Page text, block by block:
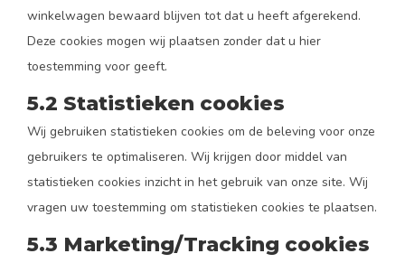
winkelwagen bewaard blijven tot dat u heeft afgerekend.
Deze cookies mogen wij plaatsen zonder dat u hier
toestemming voor geeft.
5.2 Statistieken cookies
Wij gebruiken statistieken cookies om de beleving voor onze
gebruikers te optimaliseren. Wij krijgen door middel van
statistieken cookies inzicht in het gebruik van onze site. Wij
vragen uw toestemming om statistieken cookies te plaatsen.
5.3 Marketing/Tracking cookies